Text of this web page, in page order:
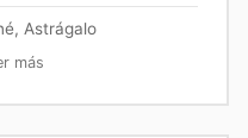
Astrágalo
más